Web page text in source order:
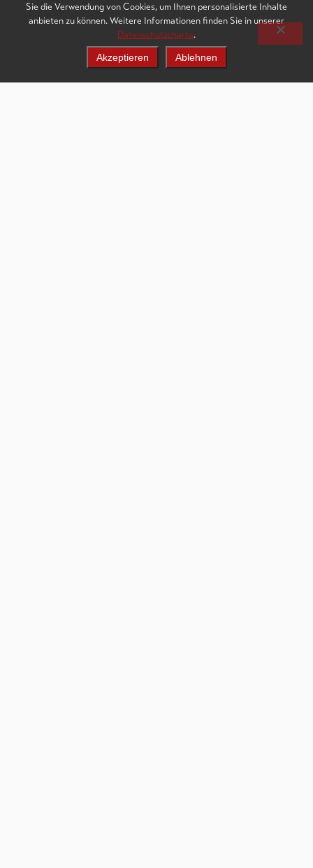
Jetzt entdecken
Sie die Verwendung von Cookies, um Ihnen personalisierte Inhalte
anbieten zu können. Weitere Informationen finden Sie in unserer
Datenschutzcharta.
Akzeptieren Ablehnen